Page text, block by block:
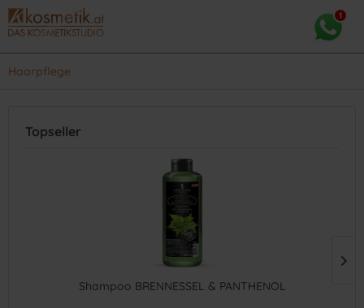
Haarpflege
Topseller
Shampoo BRENNESSEL & PANTHENOL